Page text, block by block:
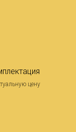
цену